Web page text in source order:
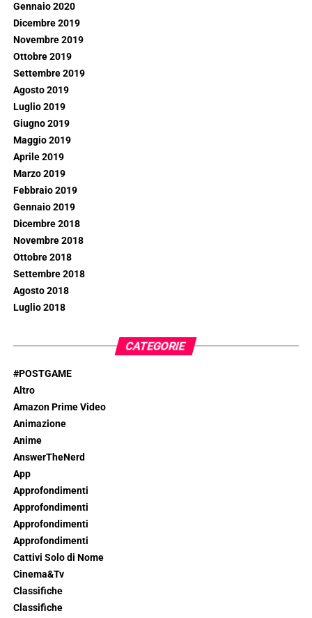
Gennaio 2020
Dicembre 2019
Novembre 2019
Ottobre 2019
Settembre 2019
Agosto 2019
Luglio 2019
Giugno 2019
Maggio 2019
Aprile 2019
Marzo 2019
Febbraio 2019
Gennaio 2019
Dicembre 2018
Novembre 2018
Ottobre 2018
Settembre 2018
Agosto 2018
Luglio 2018
CATEGORIE
#POSTGAME
Altro
Amazon Prime Video
Animazione
Anime
AnswerTheNerd
App
Approfondimenti
Approfondimenti
Approfondimenti
Approfondimenti
Cattivi Solo di Nome
Cinema&Tv
Classifiche
Classifiche